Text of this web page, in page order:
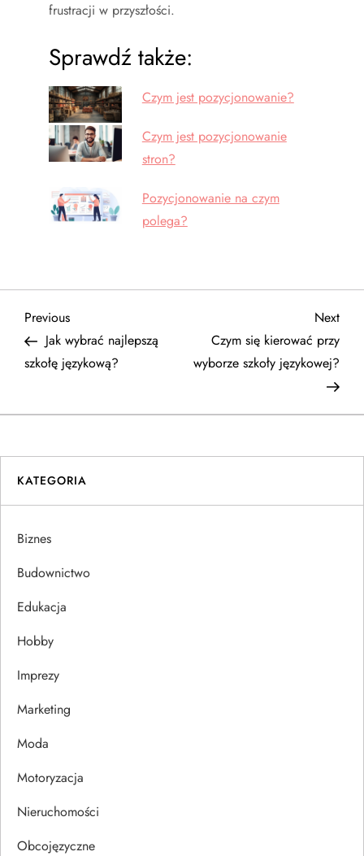
frustracji w przyszłości.
Sprawdź także:
Czym jest pozycjonowanie?
Czym jest pozycjonowanie
stron?
Pozycjonowanie na czym
polega?
N
a
g
a
c
j
a
w
p
i
s
u
Previous
Post
Previous
Jak wybrać najlepszą
szkołę językową?
Next
Post
Next
Czym się kierować przy
wyborze szkoły językowej?
KATEGORIA
Biznes
Budownictwo
Edukacja
Hobby
Imprezy
Marketing
Moda
Motoryzacja
Nieruchomości
Obcojęzyczne